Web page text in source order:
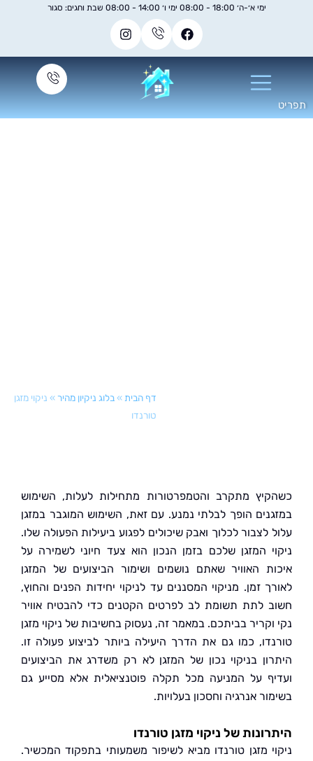
»בלוג ניקיון מהיר »ניקוי מזגן
מתקרב והטמפרטורות מתחילות לעלות, השימוש
הופך לבלתי נמנע. עם זאת, השימוש המוגבר במזגן
לצבור לכלוך ואבק שיכולים לפגוע ביעילות הפעולה שלו.
המזגן שלכם בזמן הנכון הוא צעד חיוני לשמירה על
האוויר שאתם נושמים ושימור הביצועים של המזגן
זמן. מניקוי המסננים עד לניקוי יחידות הפנים והחוץ,
לתת תשומת לב לפרטים הקטנים כדי להבטיח אוויר
בביתכם. במאמר זה, נעסוק בחשיבות של ניקוי מזגן
כמו גם את הדרך היעילה ביותר לביצוע פעולה זו.
בניקוי נכון של המזגן לא רק משדרג את הביצועים
על המניעה מכל תקלה פוטנציאלית אלא מסייע גם
אנרגיה וחסכון בעלויות.
של ניקוי מזגן טורנדו
מזגן טורנדו מביא לשיפור משמעותי בתפקוד המכשיר.